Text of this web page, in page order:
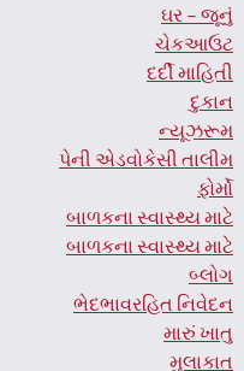
ઘર – જૂનું
ચેકઆઉટ
દર્દી માહિતી
દુકાન
ન્યૂઝરૂમ
પેની એડવોકેસી તાલીમ
ફોર્મો
બાળકના સ્વાસ્થ્ય માટે
બાળકના સ્વાસ્થ્ય માટે
બ્લોગ
ભેદભાવરહિત નિવેદન
મારું ખાતુ
મુલાકાત